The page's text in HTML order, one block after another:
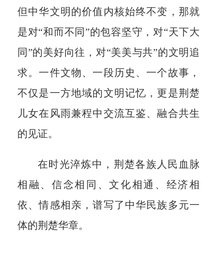
但中华文明的价值内核始终不变，那就
是对“和而不同”的包容坚守，对“天下大
同”的美好向往，对“美美与共”的文明追
求。一件文物、一段历史、一个故事，
不仅是一方地域的文明记忆，更是荆楚
儿女在风雨兼程中交流互鉴、融合共生
的见证。
在时光淬炼中，荆楚各族人民血脉
相融、信念相同、文化相通、经济相
依、情感相亲，谱写了中华民族多元一
体的荆楚华章。